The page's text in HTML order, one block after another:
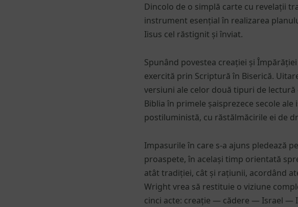
Dincolo de o simplă carte cu revelații
instrument esențial în realizarea
Iisus cel răstignit și înviat.
Spunând povestea creației și
exercită prin Scriptură în Biserică.
versiuni ale celor două tipuri de
Biblia în primele șaisprezece secole
postiluministă, cu răstălmăcirile ei de
Impasurile în care s-a ajuns pledează
proaspete, în același timp orientată
atât tradiției, cât și rațiunii, acordând
Wright vrea să restituie o viziune
cinci acte: creație — cădere — Israel —